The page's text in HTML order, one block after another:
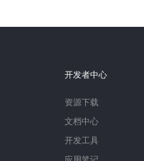
开发者中心
资源下载
文档中心
开发工具